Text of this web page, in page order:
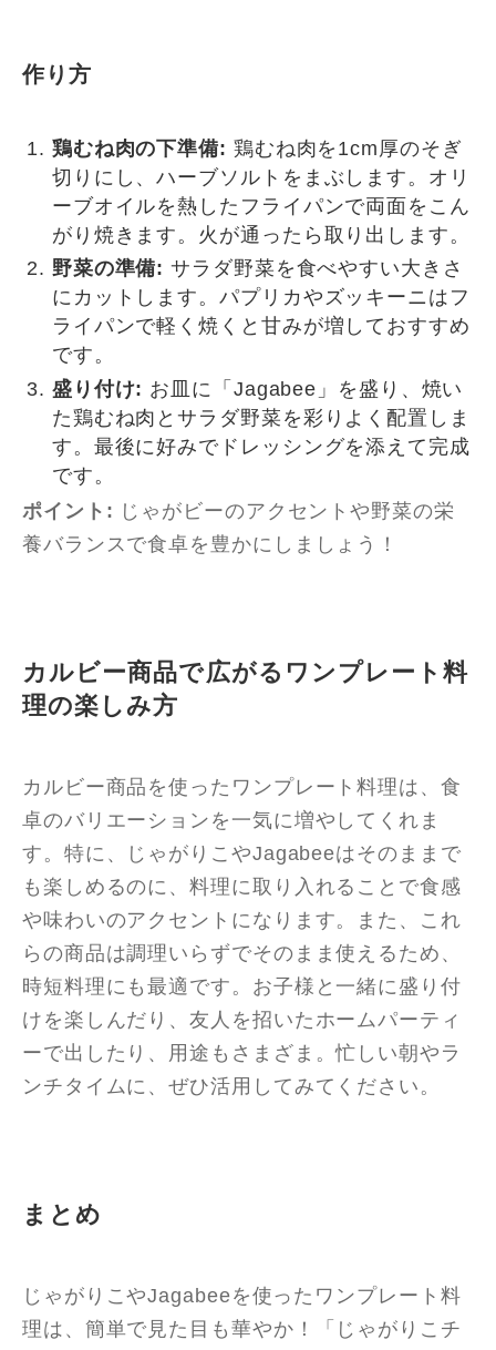
作り方
鶏むね肉の下準備: 鶏むね肉を1cm厚のそぎ
切りにし、ハーブソルトをまぶします。オリ
ーブオイルを熱したフライパンで両面をこん
がり焼きます。火が通ったら取り出します。
野菜の準備: サラダ野菜を食べやすい大きさ
にカットします。パプリカやズッキーニはフ
ライパンで軽く焼くと甘みが増しておすすめ
です。
盛り付け: お皿に「Jagabee」を盛り、焼い
た鶏むね肉とサラダ野菜を彩りよく配置しま
す。最後に好みでドレッシングを添えて完成
です。
ポイント: じゃがビーのアクセントや野菜の栄
養バランスで食卓を豊かにしましょう！
カルビー商品で広がるワンプレート料
理の楽しみ方
カルビー商品を使ったワンプレート料理は、食
卓のバリエーションを一気に増やしてくれま
す。特に、じゃがりこやJagabeeはそのままで
も楽しめるのに、料理に取り入れることで食感
や味わいのアクセントになります。また、これ
らの商品は調理いらずでそのまま使えるため、
時短料理にも最適です。お子様と一緒に盛り付
けを楽しんだり、友人を招いたホームパーティ
ーで出したり、用途もさまざま。忙しい朝やラ
ンチタイムに、ぜひ活用してみてください。
まとめ
じゃがりこやJagabeeを使ったワンプレート料
理は、簡単で見た目も華やか！「じゃがりこチ